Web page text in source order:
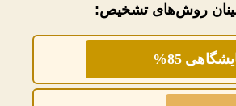
روش‌های تشخیص:
85%